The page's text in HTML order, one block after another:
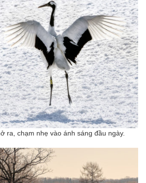
ra, chạm nhẹ vào ánh sáng đầu ngày.